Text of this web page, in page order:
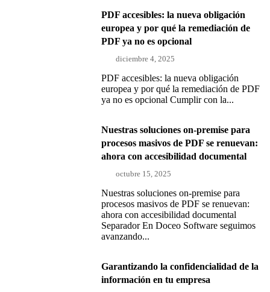
PDF accesibles: la nueva obligación
europea y por qué la remediación de
PDF ya no es opcional
diciembre 4, 2025
PDF accesibles: la nueva obligación
europea y por qué la remediación de PDF
ya no es opcional Cumplir con la...
Nuestras soluciones on-premise para
procesos masivos de PDF se renuevan:
ahora con accesibilidad documental
octubre 15, 2025
Nuestras soluciones on-premise para
procesos masivos de PDF se renuevan:
ahora con accesibilidad documental
Separador En Doceo Software seguimos
avanzando...
Garantizando la confidencialidad de la
información en tu empresa